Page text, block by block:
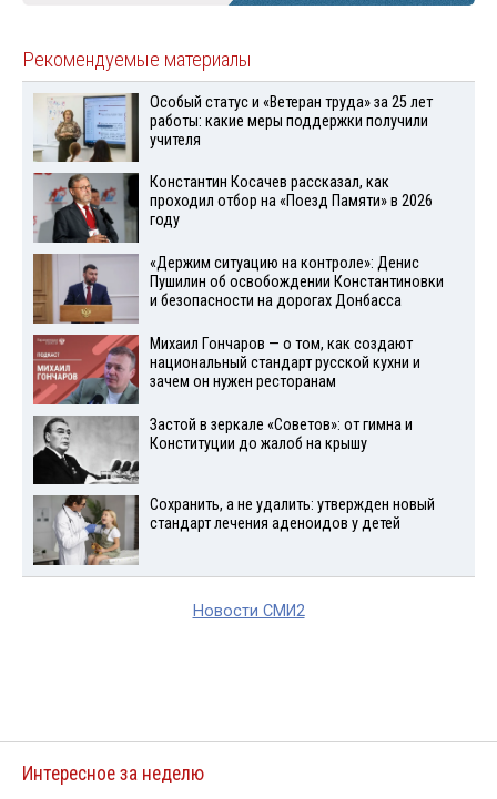
Рекомендуемые материалы
Особый статус и «Ветеран труда» за 25 лет
работы: какие меры поддержки получили
учителя
Константин Косачев рассказал, как
проходил отбор на «Поезд Памяти» в 2026
году
«Держим ситуацию на контроле»: Денис
Пушилин об освобождении Константиновки
и безопасности на дорогах Донбасса
Михаил Гончаров — о том, как создают
национальный стандарт русской кухни и
зачем он нужен ресторанам
Застой в зеркале «Советов»: от гимна и
Конституции до жалоб на крышу
Сохранить, а не удалить: утвержден новый
стандарт лечения аденоидов у детей
Новости СМИ2
Интересное за неделю